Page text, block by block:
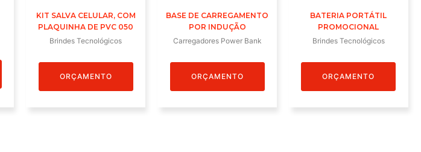
KIT SALVA CELULAR, COM
PLAQUINHA DE PVC 050
Brindes Tecnológicos
ORÇAMENTO
BASE DE CARREGAMENTO
POR INDUÇÃO
Carregadores Power Bank
ORÇAMENTO
BATERIA PORTÁTIL
PROMOCIONAL
Brindes Tecnológicos
ORÇAMENTO